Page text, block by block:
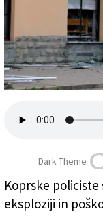
Zadruga PD
Naročnine
V Bertokih so
Dark Theme
Koprske policiste
eksploziji in